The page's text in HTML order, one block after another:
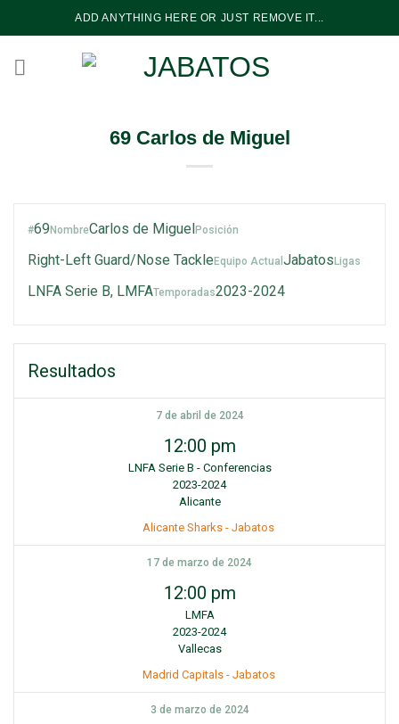
to
ADD ANYTHING HERE OR JUST REMOVE IT...
69Carlos de Miguel
#69 NombreCarlos de MiguelPosición
Right-Left Guard/Nose Tackle Equipo Actual Jabatos Ligas
LNFA Serie B, LMFATemporadas2023-2024
Resultados
7 de abril de 2024
12:00 pm
LNFA Serie B - Conferencias
2023-2024
Alicante
Alicante Sharks - Jabatos
17 de marzo de 2024
12:00 pm
LMFA
2023-2024
Vallecas
Madrid Capitals - Jabatos
3 de marzo de 2024